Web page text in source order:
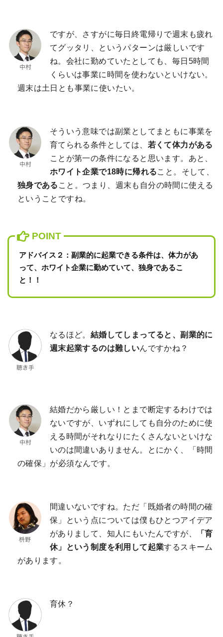
ですが、さすがに毎日終電帰りで週末も疲れ
てグッタリ、というパターンは厳しいです
ね。会社に勤めていたとしても、毎日5時間
くらいは事業に時間を使わないといけない。
週末は土日とも事業に使いたい。
そういう意味では副業としてまともに事業を
育てられる条件としては、 若くて体力がある
ことが第一の条件になると思います。あと、
ホワイト企業で18時に帰れること。そして、
独身である こと。つまり、週末も自分の時間に使える
ということですね。
アドバイス２：副業的に起業できる条件は、体力があ
って、ホワイト企業に勤めていて、独身であるこ
と！！
なるほど。 結婚してしまってると、副業的に
週末起業するのは難しいんですかね？
結婚だから厳しい！とまで断定するわけでは
ないですが、いずれにしても自分のために使
える時間がそれなりにたくさんないといけな
いのは間違いありません。とにかく、「時間
の確保」が必須なんです。
間違いないですね。ただ「既婚者の時間の確
保」という点については僕もひとつアイデア
がありまして、知人にもいたんですが、
「育
休」という制度を利用して起業するスキーム
があります。
育休？